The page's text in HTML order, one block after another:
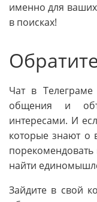
именно для
в поисках!
Чат в
общения и
интересами. И
которые знают о
найти
Зайдите в свой